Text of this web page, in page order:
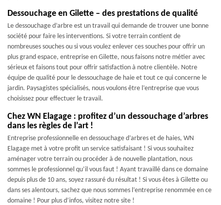
Dessouchage en Gilette – des prestations de qualité
Le dessouchage d’arbre est un travail qui demande de trouver une bonne
société pour faire les interventions. Si votre terrain contient de
nombreuses souches ou si vous voulez enlever ces souches pour offrir un
plus grand espace, entreprise en Gilette, nous faisons notre métier avec
sérieux et faisons tout pour offrir satisfaction à notre clientèle. Notre
équipe de qualité pour le dessouchage de haie et tout ce qui concerne le
jardin. Paysagistes spécialisés, nous voulons être l’entreprise que vous
choisissez pour effectuer le travail.
Chez WN Elagage : profitez d’un dessouchage d’arbres
dans les règles de l’art !
Entreprise professionnelle en dessouchage d’arbres et de haies, WN
Elagage met à votre profit un service satisfaisant ! Si vous souhaitez
aménager votre terrain ou procéder à de nouvelle plantation, nous
sommes le professionnel qu’il vous faut ! Ayant travaillé dans ce domaine
depuis plus de 10 ans, soyez rassuré du résultat ! Si vous êtes à Gilette ou
dans ses alentours, sachez que nous sommes l’entreprise renommée en ce
domaine ! Pour plus d’infos, visitez notre site !